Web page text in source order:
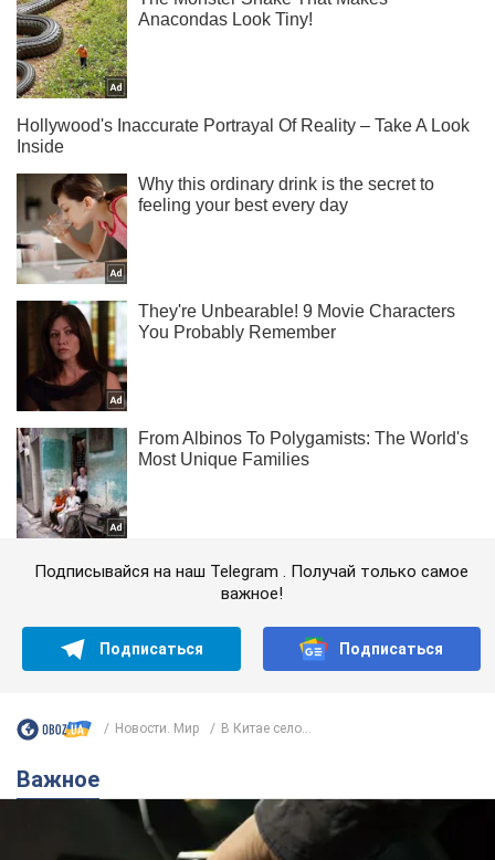
Подписывайся на наш Telegram . Получай только самое
важное!
Подписаться Подписаться
Новости. Мир В Китае село...
Важное